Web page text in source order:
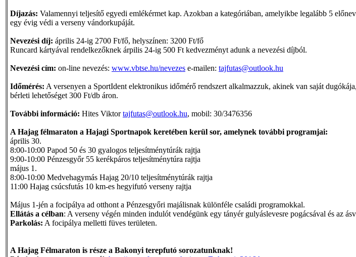
Díjazás: Valamennyi teljesítő egyedi emlékérmet kap. Azokban a kategóriában, amelyikbe legalább 5
egy évig védi a verseny vándorkupáját.
Nevezési díj: április 24-ig 2700 Ft/fő, helyszínen: 3200 Ft/fő
Runcard kártyával rendelkezőknek árpilis 24-ig 500 Ft kedvezményt adunk a nevezési díjból.
Nevezési cím: on-line nevezés: www.vbtse.hu/nevezes e-mailen: tajfutas@outlook.hu
Időmérés: A versenyen a SportIdent elektronikus időmérő rendszert alkalmazzuk, akinek van saját
bérleti lehetőséget 300 Ft/db áron.
További információ: Hites Viktortajfutas@outlook.hu, mobil: 30/3476356
A Hajag félmaraton a Hajagi Sportnapok keretében kerül sor, amelynek további programjai:
április 30.
8:00-10:00 Papod 50 és 30 gyalogos teljesítménytúrák rajtja
9:00-10:00 Pénzesgyőr 55 kerékpáros teljesítménytúra rajtja
május 1.
8:00-10:00 Medvehagymás Hajag 20/10 teljesítménytúrák rajtja
11:00 Hajag csúcsfutás 10 km-es hegyifutó verseny rajtja
Május 1-jén a focipálya ad otthont a Pénzesgyőri majálisnak különféle családi programokkal.
Ellátás a célban: A verseny végén minden indulót vendégünk egy tányér gulyáslevesre pogácsával és az
Parkolás: A focipálya melletti füves területen.
A Hajag Félmaraton is része a Bakonyi terepfutó sorozatunknak!